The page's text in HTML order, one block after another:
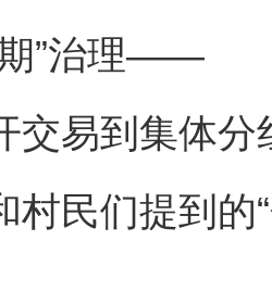
”治理——
到集体分
们提到的“